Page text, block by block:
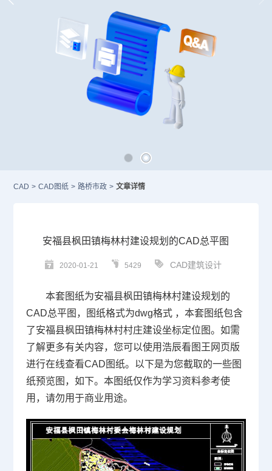
CAD > CAD图纸 > 路桥市政 > 文章详情
安福县枫田镇梅林村建设规划的CAD总平图
2020-01-21 5429 CAD建筑设计
本套图纸为安福县枫田镇梅林村建设规划的
CAD总平图，图纸格式为dwg格式 ，本套图纸包含
了安福县枫田镇梅林村村庄建设坐标定位图。如需
了解更多有关内容，您可以使用浩辰看图王网页版
进行在线查看CAD图纸。以下是为您截取的一些图
纸预览图，如下。本图纸仅作为学习资料参考使
用，请勿用于商业用途。